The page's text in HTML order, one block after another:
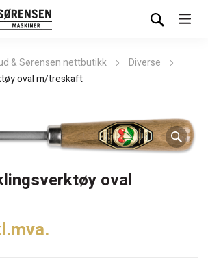
& Sørensen nettbutikk
Diverse
oval m/treskaft
oval